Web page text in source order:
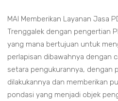
MAI Memberikan Layanan Jasa
Trenggalek dengan pengertian
yang mana bertujuan untuk
perlapisan dibawahnya dengan
setara pengukurannya, dengan
dilakukannya dan memberikan
pondasi yang menjadi objek